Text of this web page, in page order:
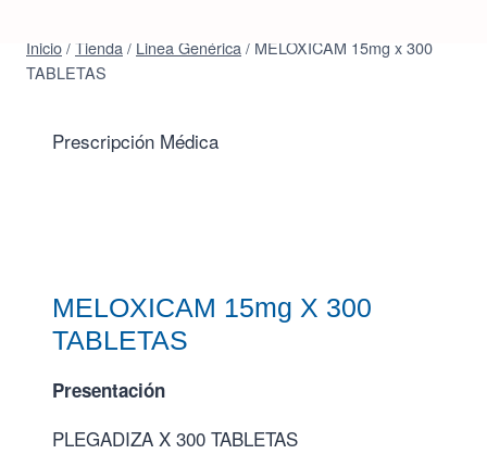
Inicio/Tienda / Linea Genérica / MELOXICAM 15mg x 300
TABLETAS
Prescripción Médica
MELOXICAM 15mg X 300
TABLETAS
Presentación
PLEGADIZA X 300 TABLETAS